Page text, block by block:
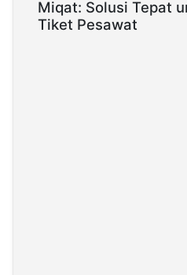
Miqat: Solusi Tepat
Tiket Pesawat